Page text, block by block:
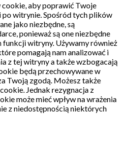
aby poprawić Twoje
po witrynie.Spośród tych plików
jako niezbędne, są
ponieważ są one niezbędne
funkcji witryny. Używamy również
pomagają nam analizować i
z tej witryny a także wzbogacają
będą przechowywane w
Twoją zgodą. Możesz także
Jednak rezygnacja z
może mieć wpływ na wrażenia
z niedostępnością niektórych